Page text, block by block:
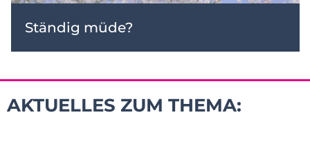
Ständig müde?
AKTUELLES ZUM THEMA: